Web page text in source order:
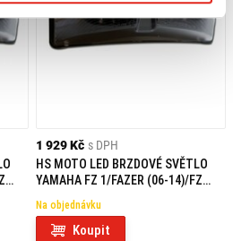
1 929 Kč s DPH
HS MOTO LED BRZDOVÉ SVĚTLO
YAMAHA FZ 1/FAZER (06-14)/FZ
Na objednávku
Koupit